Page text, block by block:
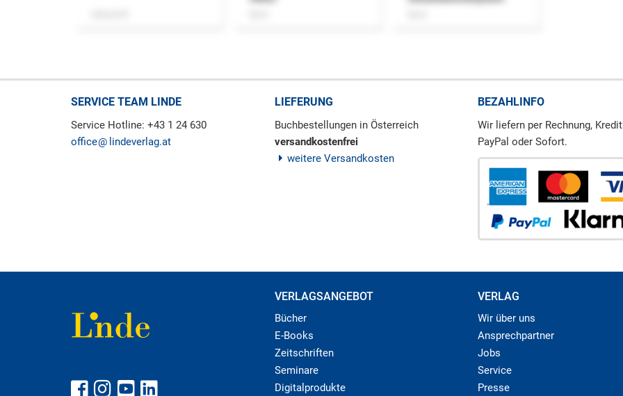
SERVICE TEAM LINDE
Service Hotline: +43 1 24 630
office
lindeverlag.at
LIEFERUNG
Buchbestellungen in Österreich
versandkostenfrei
weitere Versandkosten
BEZAHLINFO
Wir liefern per Rechnung,
PayPal oder Sofort.
VERLAGSANGEBOT
Bücher
E-Books
Zeitschriften
Seminare
Digitalprodukte
VERLAG
Wir über uns
Ansprechpartner
Jobs
Service
Presse